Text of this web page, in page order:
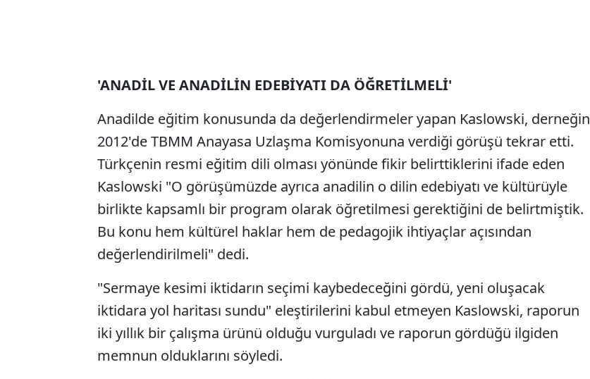
'ANADİL VE ANADİLİN EDEBİYATI DA ÖĞRETİLMELİ'
Anadilde eğitim konusunda da değerlendirmeler yapan Kaslowski, derneğin
2012'de TBMM Anayasa Uzlaşma Komisyonuna verdiği görüşü tekrar etti.
Türkçenin resmi eğitim dili olması yönünde fikir belirttiklerini ifade eden
Kaslowski "O görüşümüzde ayrıca anadilin o dilin edebiyatı ve kültürüyle
birlikte kapsamlı bir program olarak öğretilmesi gerektiğini de belirtmiştik.
Bu konu hem kültürel haklar hem de pedagojik ihtiyaçlar açısından
değerlendirilmeli" dedi.
"Sermaye kesimi iktidarın seçimi kaybedeceğini gördü, yeni oluşacak
iktidara yol haritası sundu" eleştirilerini kabul etmeyen Kaslowski, raporun
iki yıllık bir çalışma ürünü olduğu vurguladı ve raporun gördüğü ilgiden
memnun olduklarını söyledi.